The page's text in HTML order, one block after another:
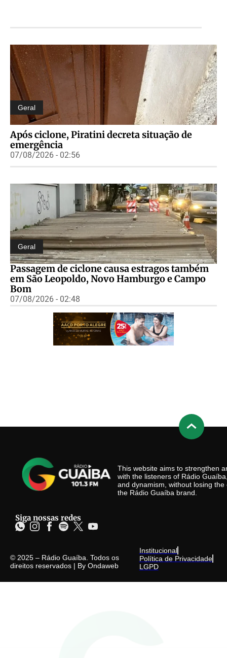
Geral
Após ciclone, Piratini decreta situação de
emergência
07/08/2026 - 02:56
Geral
Passagem de ciclone causa estragos também
em São Leopoldo, Novo Hamburgo e Campo
Bom
07/08/2026 - 02:48
This website aims to strengthen
with the listeners of Rádio
and dynamism, without losing
the Rádio Guaíba brand.
Siga nossas redes
© 2025 – Rádio Guaíba. Todos os
direitos reservados | By Ondaweb
Institucional
Política de Privacidade
LGPD